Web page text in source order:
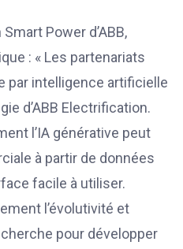
Power d’ABB,
: « Les partenariats
par intelligence artificielle
d’ABB Electrification.
l’IA générative peut
à partir de données
facile à utiliser.
l’évolutivité et
pour développer